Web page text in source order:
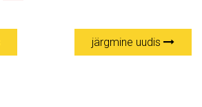
järgmine uudis